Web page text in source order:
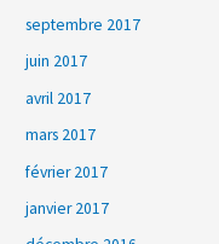
septembre 2017
juin 2017
avril 2017
mars 2017
février 2017
janvier 2017